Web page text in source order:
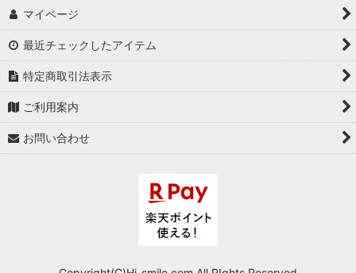
マイページ
最近チェックしたアイテム
特定商取引法表示
ご利用案内
お問い合わせ